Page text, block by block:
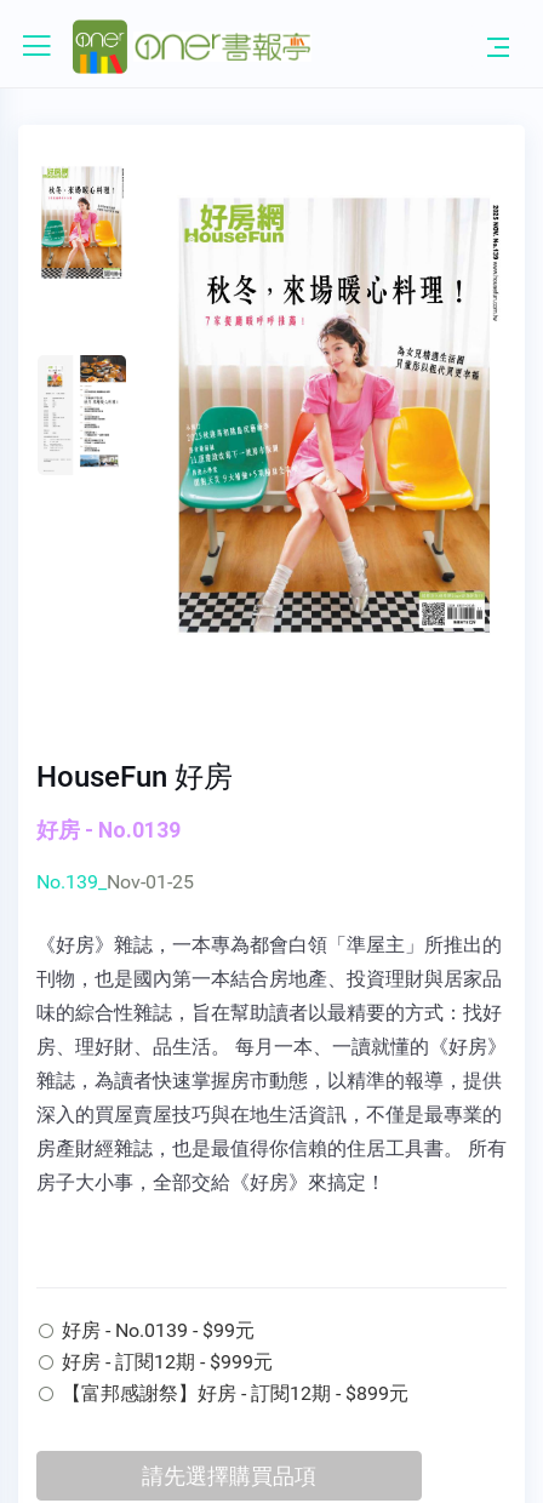
HouseFun 好房
好房 - No.0139
No.139_ Nov-01-25
《好房》雜誌，一本專為都會白領「準屋主」所推出的
刊物，也是國內第一本結合房地產、投資理財與居家品
味的綜合性雜誌，旨在幫助讀者以最精要的方式：找好
房、理好財、品生活。 每月一本、一讀就懂的《好房》
雜誌，為讀者快速掌握房市動態，以精準的報導，提供
深入的買屋賣屋技巧與在地生活資訊，不僅是最專業的
房產財經雜誌，也是最值得你信賴的住居工具書。 所有
房子大小事，全部交給《好房》來搞定！
好房 - No.0139 - $99元
好房 - 訂閱12期 - $999元
【富邦感謝祭】好房 - 訂閱12期 - $899元